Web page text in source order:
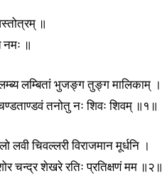
॥
नमः ॥
लम्बितां भुजङ्ग तुङ्ग मालिकाम् ।
तनोतु नः शिवः शिवम् ॥१॥
लवी चिवल्लरी विराजमान मूर्धनि ।
चन्द्र शेखरे रतिः प्रतिक्षणं मम ॥२॥